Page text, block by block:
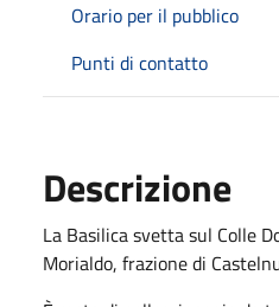
Orario per il pubblico
Punti di contatto
Descrizione
La Basilica svetta sul Colle
Morialdo, frazione di